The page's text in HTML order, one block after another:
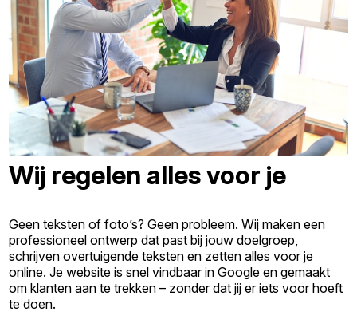
Wij regelen alles voor je
Geen teksten of foto’s? Geen probleem. Wij maken een
professioneel ontwerp dat past bij jouw doelgroep,
schrijven overtuigende teksten en zetten alles voor je
online. Je website is snel vindbaar in Google en gemaakt
om klanten aan te trekken – zonder dat jij er iets voor hoeft
te doen.